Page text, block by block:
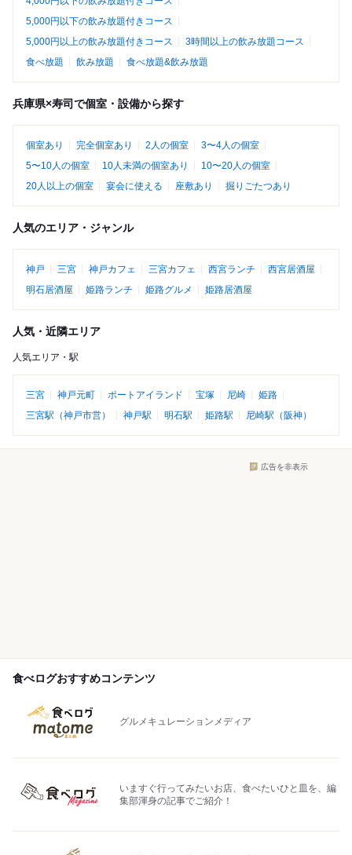
5,000円以下の飲み放題付きコース
5,000円以上の飲み放題付きコース
3時間以上の飲み放題コース
食べ放題
飲み放題 食べ放題&飲み放題
兵庫県×寿司で個室・設備から探す
個室あり 完全個室あり 2人の個室
3〜4人の個室
5〜10人の個室
10人未満の個室あり
10〜20人の個室
20人以上の個室
宴会に使える 座敷あり 掘りごたつあり
人気のエリア・ジャンル
神戸 三宮 神戸カフェ 三宮カフェ 西宮ランチ
西宮居酒屋
明石居酒屋
姫路ランチ 姫路グルメ 姫路居酒屋
人気・近隣エリア
人気エリア・駅
三宮 神戸元町 ポートアイランド 宝塚 尼崎
姫路
三宮駅（神戸市営）
神戸駅 明石駅 姫路駅 尼崎駅（阪神）
広告を非表示
食べログおすすめコンテンツ
グルメキュレーションメディア
いますぐ行ってみたいお店、食べたいひと皿を、編
集部渾身の記事でご紹介！